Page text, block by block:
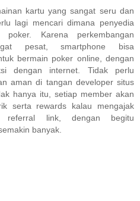
kartu yang sangat seru dan
lagi mencari dimana penyedia
Karena perkembangan
pesat, smartphone bisa
bermain poker online, dengan
dengan internet. Tidak perlu
aman di tangan developer situs
hanya itu, setiap member akan
serta rewards kalau mengajak
referral link, dengan begitu
banyak.